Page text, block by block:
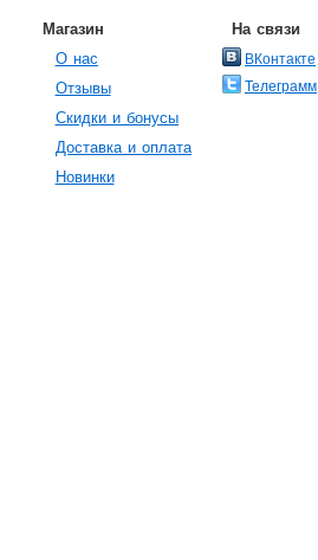
Магазин
О нас
Отзывы
Скидки и бонусы
Доставка и оплата
Новинки
На связи
ВКонтакте
Телеграмм